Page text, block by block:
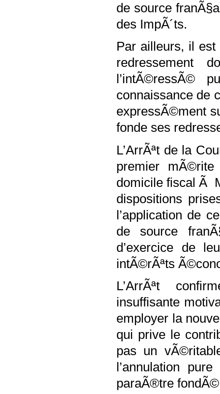
de source
des ImpÃ´ts.
Par ailleurs, il est
redressement
l’intÃ©ressÃ©
connaissance de
expressÃ©ment
fonde ses
L’ArrÃªt de la
premier
domicile fiscal Ã
dispositions
l’application de
de source
d’exercice de
intÃ©rÃªts
L’ArrÃªt
insuffisante
employer la
qui prive le
pas un
l’annulation
paraÃ®tre